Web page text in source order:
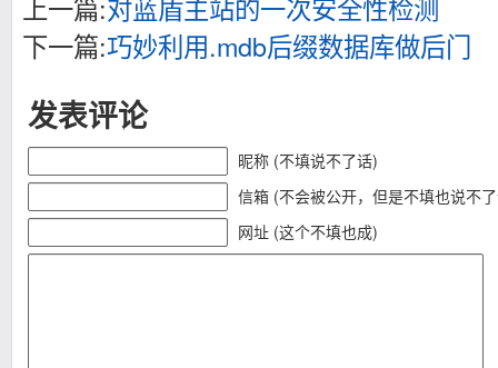
上一篇:对蓝盾主站的一次安全性检测
下一篇:巧妙利用.mdb后缀数据库做后门
发表评论
昵称 (不填说不了话)
信箱 (不会被公开，但是不填也说不
网址 (这个不填也成)